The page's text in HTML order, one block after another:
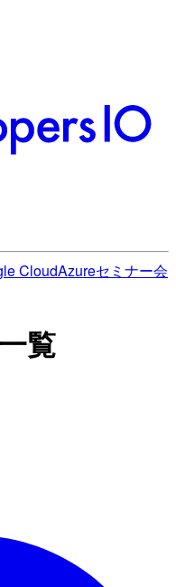
CloudAzureセミナー会
覧